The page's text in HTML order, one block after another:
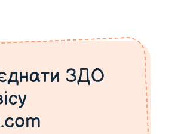
ЗДО